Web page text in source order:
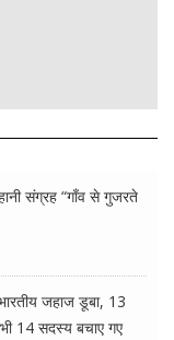
संग्रह “गाँव से गुजरते
जहाज डूबा, 13
14 सदस्य बचाए गए